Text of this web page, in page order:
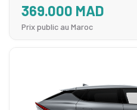
369.000 MAD
Prix public au Maroc